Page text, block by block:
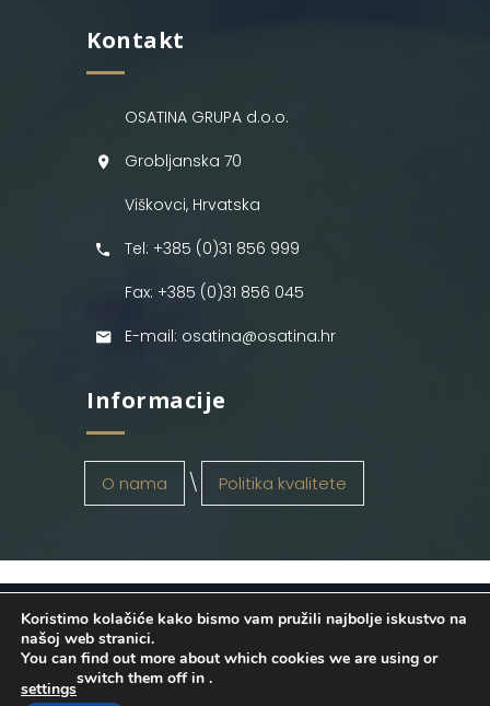
Kontakt
OSATINA GRUPA d.o.o.
Grobljanska 70
Viškovci, Hrvatska
Tel: +385 (0)31 856 999
Fax: +385 (0)31 856 045
E-mail: osatina@osatina.hr
Informacije
O nama Politika kvalitete
OSATINA GRUPA d.o.o. 2026
. Configured
byINFOS Osijek. Sva prava pridržana.
Koristimo kolačiće kako bismo vam pružili najbolje iskustvo na
našoj web stranici.
You can find out more about which cookies we are using or
switch them off in
settings
.